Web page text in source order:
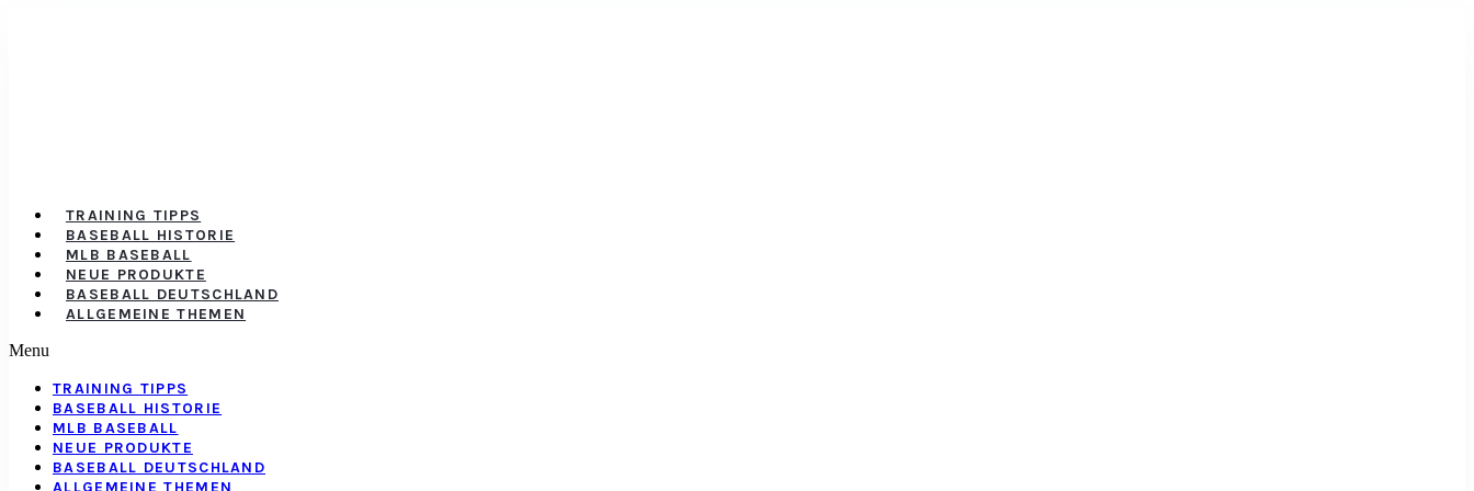
TRAINING TIPPS
BASEBALL HISTORIE
MLB BASEBALL
NEUE PRODUKTE
BASEBALL DEUTSCHLAND
ALLGEMEINE THEMEN
Menu
TRAINING TIPPS
BASEBALL HISTORIE
MLB BASEBALL
NEUE PRODUKTE
BASEBALL DEUTSCHLAND
ALLGEMEINE THEMEN